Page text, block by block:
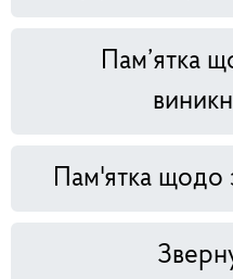
Пам’ятка
Пам'ятка щодо